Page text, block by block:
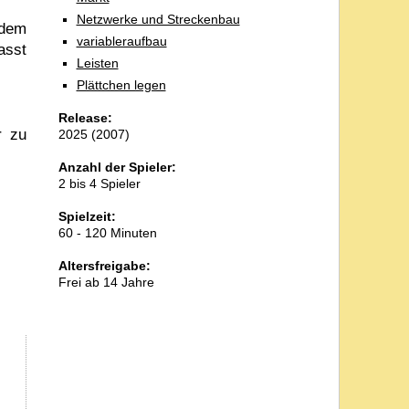
Netzwerke und Streckenbau
variableraufbau
Leisten
Plättchen legen
Release:
2025 (2007)
Anzahl der Spieler:
2 bis 4 Spieler
Spielzeit:
60 - 120 Minuten
Altersfreigabe:
Frei ab 14 Jahre
zu